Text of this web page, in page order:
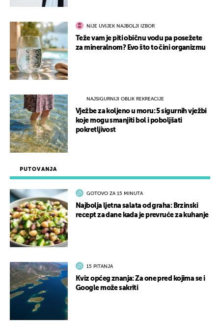
PUTOVANJA
GOTOVO ZA 15 MINUTA
Najbolja ljetna salata od graha: Brzinski
recept za dane kada je prevruće za kuhanje
15 PITANJA
Kviz općeg znanja: Za one pred kojima se i
Google može sakriti
NIJE UVIJEK NAJBOLJI IZBOR
Teže vam je piti običnu vodu pa posežete
za mineralnom? Evo što to čini organizmu
NAJSIGURNIJI OBLIK REKREACIJE
Vježbe za koljeno u moru: 5 sigurnih vježbi
koje mogu smanjiti bol i poboljšati
pokretljivost